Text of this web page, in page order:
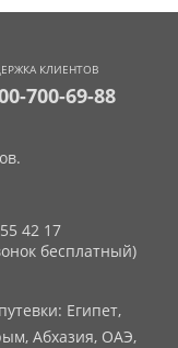
КЛИЕНТОВ
700-69-88
42 17
бесплатный)
Египет,
Абхазия, ОАЭ,